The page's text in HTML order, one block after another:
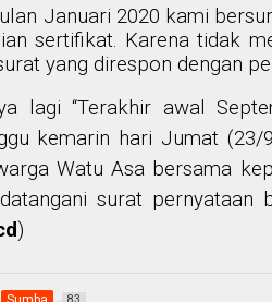
Januari 2020 kami
sertifikat. Karena tidak
yang direspon dengan
lagi “Terakhir awal
kemarin hari Jumat (23/
Watu Asa bersama
surat
)